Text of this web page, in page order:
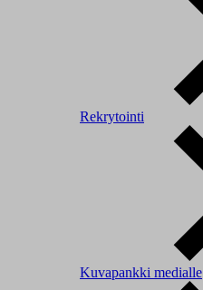
Rekrytointi
Kuvapankki medialle